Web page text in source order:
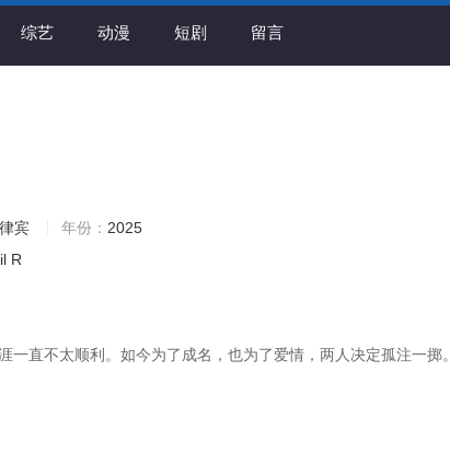
综艺 动漫 短剧 留言
宾 年份： 2025
R
一直不太顺利。如今为了成名，也为了爱情，两人决定孤注一掷。